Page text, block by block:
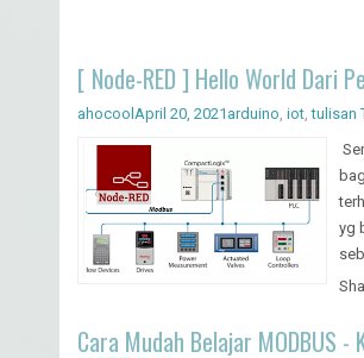
[ Node-RED ] Hello World
ahocoolApril 20, 2021arduino,iot,tulisan
yg